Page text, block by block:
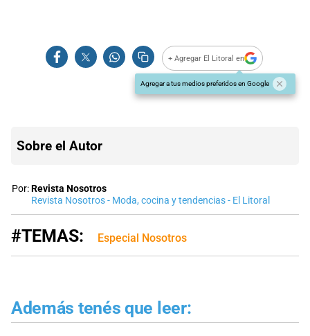
+ Agregar El Litoral en
Agregar a tus medios preferidos en Google
Sobre el Autor
Por:Revista Nosotros
Revista Nosotros - Moda, cocina y tendencias - El Litoral
#TEMAS: Especial Nosotros
Además tenés que leer: